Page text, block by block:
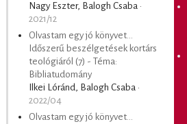
Nagy Eszter, Balogh Csaba ·
2021/12
Olvastam egy jó könyvet...
Időszerű beszélgetések kortárs
teológiáról (7) - Téma:
Bibliatudomány
Ilkei Lóránd, Balogh Csaba ·
2022/04
Olvastam egy jó könyvet...